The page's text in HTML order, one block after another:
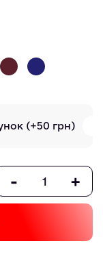
(+50 грн)
- +